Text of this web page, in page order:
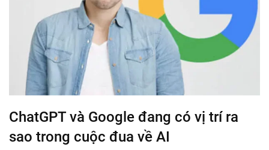
ChatGPT và Google đang có vị trí ra
sao trong cuộc đua về AI